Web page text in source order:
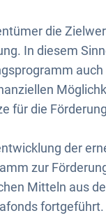
die
In diesem
für die
der
zur
Mitteln aus